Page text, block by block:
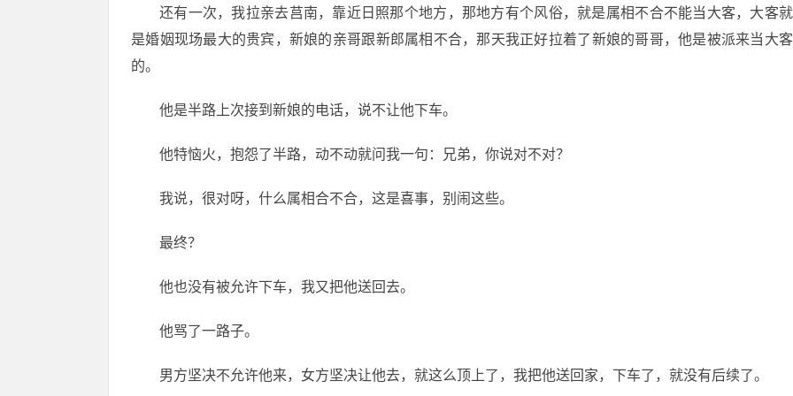
还有一次，我拉亲去莒南，靠近日照那个地方，那地方有个风俗，就是属相不合不能当大客，大客就
是婚姻现场最大的贵宾，新娘的亲哥跟新郎属相不合，那天我正好拉着了新娘的哥哥，他是被派来当大客
的。
他是半路上次接到新娘的电话，说不让他下车。
他特恼火，抱怨了半路，动不动就问我一句：兄弟，你说对不对？
我说，很对呀，什么属相合不合，这是喜事，别闹这些。
最终？
他也没有被允许下车，我又把他送回去。
他骂了一路子。
男方坚决不允许他来，女方坚决让他去，就这么顶上了，我把他送回家，下车了，就没有后续了。